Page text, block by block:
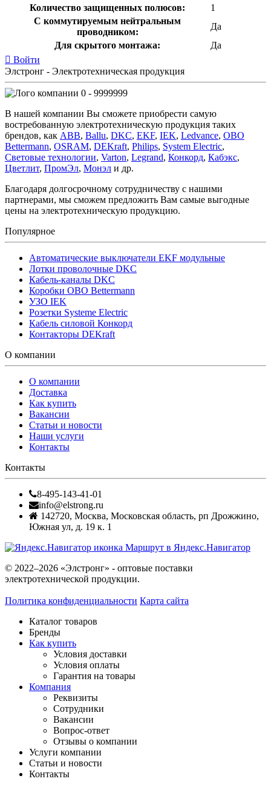
Количество защищенных полюсов:
1
С коммутируемым нейтральным
проводником:
Да
Для скрытого монтажа:
Да
Войти
Элстронг - Электротехническая продукция
0 - 9999999
В нашей компании Вы сможете приобрести самую
востребованную электротехническую продукция таких
брендов, как ABB, Ballu, DKC, EKF, IEK, Ledvance, OBO
Bettermann, OSRAM, DEKraft, Philips, System Electric,
Световые технологии, Varton, Legrand, Конкорд, Кабэкс,
Цветлит, ПромЭл, Монэл и др.
Благодаря долгосрочному сотрудничеству с нашими
партнерами, мы сможем предложить Вам самые выгодные
цены на электротехническую продукцию.
Популярное
Автоматические выключатели EKF модульные
Лотки проволочные DKC
Кабель-каналы DKC
Коробки OBO Bettermann
УЗО IEK
Розетки Systeme Electric
Кабель силовой Конкорд
Контакторы DEKraft
О компании
О компании
Доставка
Как купить
Вакансии
Статьи и новости
Наши услуги
Контакты
Контакты
8-495-143-41-01
info@elstrong.ru
142720, Москва, Московская область, рп Дрожжино,
Южная ул, д. 19 к. 1
Маршрут в Яндекс.Навигатор
© 2022–2026 «Элстронг» - оптовые поставки
электротехнической продукции.
Политика конфиденциальности Карта сайта
Каталог товаров
Бренды
Как купить
Условия доставки
Условия оплаты
Гарантия на товары
Компания
Реквизиты
Сотрудники
Вакансии
Вопрос-ответ
Отзывы о компании
Услуги компании
Статьи и новости
Контакты